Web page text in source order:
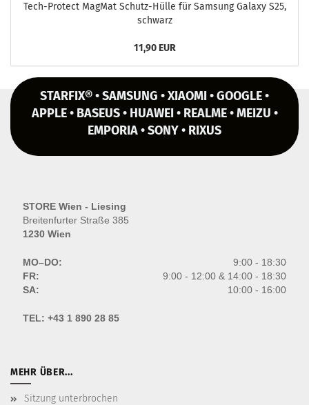
Tech-​Protect Mag­Mat Schutz-​Hülle für Sam­sung Ga­la­xy S25,
schwarz
11,90 EUR
STARFIX® • SAMSUNG • XIAOMI • GOOGLE •
APPLE • BASEUS • HUAWEI • REALME • MEIZU •
EMPORIA • SONY • RIXUS
STORE Wien - Liesing
Breitenfurter Straße 385
1230 Wien
MO–DO:
9:00 - 18:30
FR:
9:00 - 12:00 & 14:00 - 18:30
SA:
10:00 - 16:00
TEL: +43 1 890 28 85
MEHR ÜBER...
Sitzung unterbrochen